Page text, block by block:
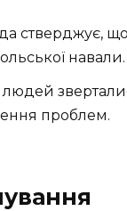
стверджує,
навали.
проблем.